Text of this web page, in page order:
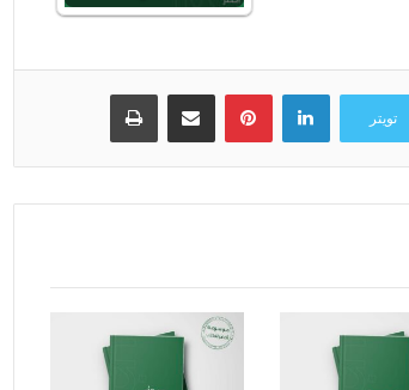
تويتر
لينكدإن بينتيريستمشاركة عبر البريد طباعة